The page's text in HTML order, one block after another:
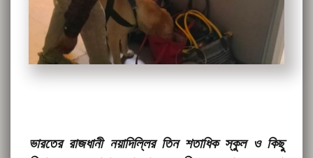
ভারতের রাজধানী নয়াদিল্লির তিন শতাধিক স্কুল ও কিছু